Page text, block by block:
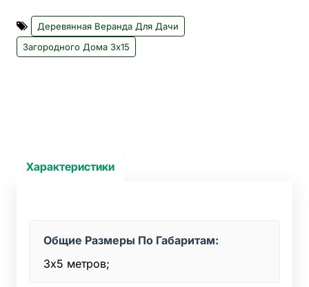
Деревянная Веранда Для Дачи
Загородного Дома 3х15
Характеристики
Общие Размеры По Габаритам:
3х5 метров;